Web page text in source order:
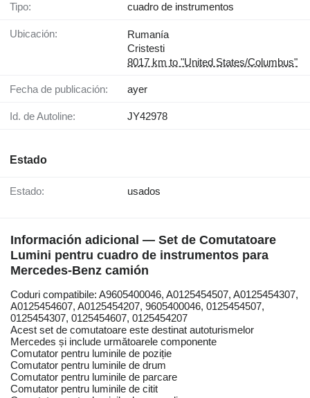
Tipo: cuadro de instrumentos
Ubicación:
Rumanía
Cristesti
8017 km to "United States/Columbus"
Fecha de publicación: ayer
Id. de Autoline: JY42978
Estado
Estado: usados
Información adicional — Set de Comutatoare
Lumini pentru cuadro de instrumentos para
Mercedes-Benz camión
Coduri compatibile: A9605400046, A0125454507, A0125454307,
A0125454607, A0125454207, 9605400046, 0125454507,
0125454307, 0125454607, 0125454207
Acest set de comutatoare este destinat autoturismelor
Mercedes și include următoarele componente
Comutator pentru luminile de poziție
Comutator pentru luminile de drum
Comutator pentru luminile de parcare
Comutator pentru luminile de citit